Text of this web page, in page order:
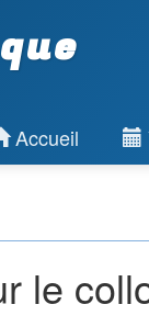
Accueil
le